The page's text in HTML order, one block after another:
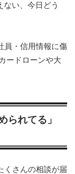
い、今日どう
員・信用情報に傷
ードローンや大
られてる」
くさんの相談が届